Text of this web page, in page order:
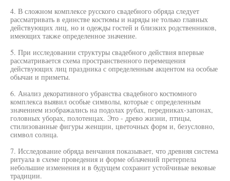
4. В сложном комплексе русского свадебного обряда следует
рассматривать в единстве костюмы и наряды не только главных
действующих лиц, но и одежды гостей и близких родственников,
имеющих также определенное значение.
5. При исследовании структуры свадебного действия впервые
рассматривается схема пространственного перемещения
действующих лиц праздника с определенным акцентом на особые
обычаи и приметы.
6. Анализ декоративного убранства свадебного костюмного
комплекса выявил особые символы, которые с определенным
значением изображались на подолах рубах, передниках-запонах,
головных уборах, полотенцах. Это - древо жизни, птицы,
стилизованные фигуры женщин, цветочных форм и, безусловно,
символ солнца.
7. Исследование обряда венчания показывает, что древняя система
ритуала в схеме проведения и форме облачений претерпела
небольшие изменения и в будущем сохранит устойчивые вековые
традиции.